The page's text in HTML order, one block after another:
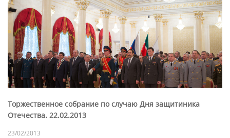
Торжественное собрание по случаю Дня защитиника
Отечества. 22.02.2013
23/02/2013